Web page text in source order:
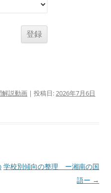
解説動画 | 投稿日:2026年7月6日
学校別傾向の整理 ー湘南の国
語ー →